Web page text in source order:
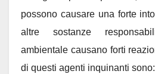
possono causare una forte
altre sostanze
ambientale causano forti
di questi agenti inquinanti sono: